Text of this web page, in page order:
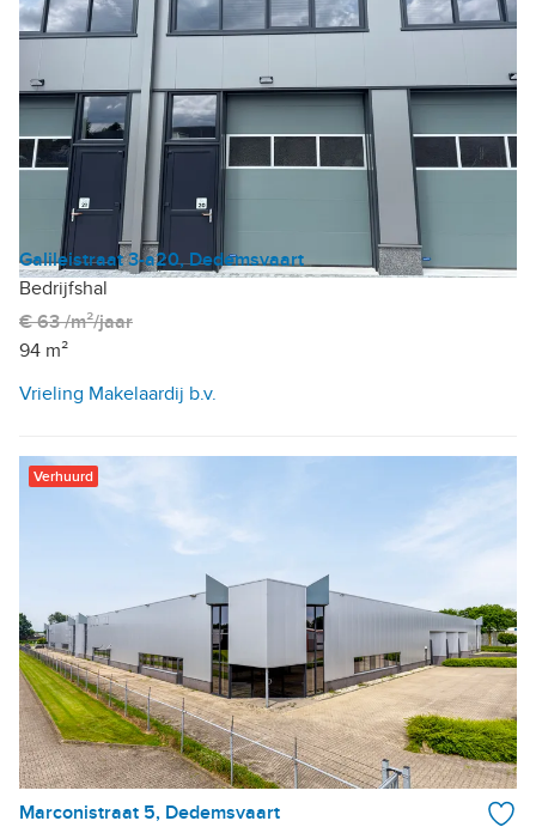
Galileistraat 3-a20, Dedemsvaart
Bedrijfshal
€ 63 /m²/jaar
94 m²
Vrieling Makelaardij b.v.
Verhuurd
Marconistraat 5, Dedemsvaart